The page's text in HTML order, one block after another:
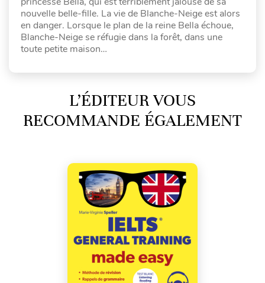
nouvelle belle-fille. La vie de Blanche-Neige est alors
en danger. Lorsque le plan de la reine Bella échoue,
Blanche-Neige se réfugie dans la forêt, dans une
toute petite maison…
L’ÉDITEUR VOUS
RECOMMANDE ÉGALEMENT